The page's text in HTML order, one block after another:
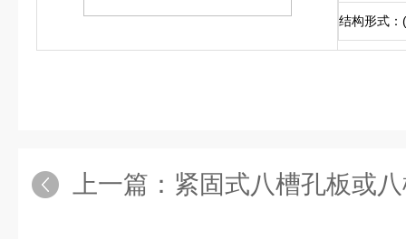
结构形式
上一篇： 紧固式八槽孔板或